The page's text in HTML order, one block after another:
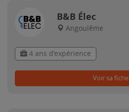
B&B Élec
Angoulême
4 ans d'expérience
Voir sa fiche